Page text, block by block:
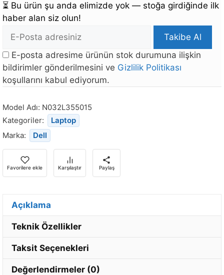
⏳ Bu ürün şu anda elimizde yok — stoğa girdiğinde ilk
haber alan siz olun!
Adresi
Takibe Al
E-posta adresime ürünün stok durumuna ilişkin
bildirimler gönderilmesini ve Gizlilik Politikası
koşullarını kabul ediyorum.
ürün
stoğa
döndüğünde
bildirim
almak
için
e-
adresinizi
girin.
Model Adı: N032L355015
Kategoriler:
Laptop
Marka:
Dell
Favorilere ekle Karşılaştır Paylaş
Açıklama
Teknik Özellikler
Taksit Seçenekleri
Değerlendirmeler (0)